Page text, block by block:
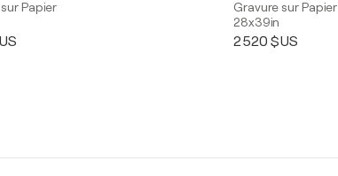
Papier
Gravure sur Papier
28x39in
2 520 $US